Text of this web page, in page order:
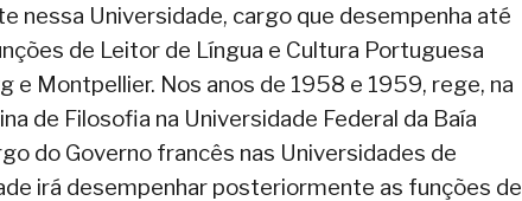
nessa Universidade, cargo que desempenha até
de Leitor de Língua e Cultura Portuguesa
e Montpellier. Nos anos de 1958 e 1959, rege, na
de Filosofia na Universidade Federal da Baía
do Governo francês nas Universidades de
irá desempenhar posteriormente as funções de